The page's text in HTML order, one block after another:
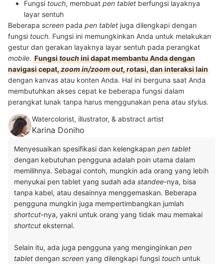
Fungsi touch, membuat pen tablet berfungsi layaknya
layar sentuh
Beberapa screen pada pen tablet juga dilengkapi dengan
fungsi touch. Fungsi ini memungkinkan Anda untuk melakukan
gestur dan gerakan layaknya layar sentuh pada perangkat
mobile. Fungsitouchini dapat membantu Anda dengan
navigasi cepat,zoom in/zoom out, rotasi, dan interaksi lain
dengan kanvas atau konten Anda. Hal ini berguna saat Anda
membutuhkan akses cepat ke beberapa fungsi dalam
perangkat lunak tanpa harus menggunakan pena atau stylus.
Watercolorist, illustrator, & abstract artist
Karina Doniho
Menyesuaikan spesifikasi dan kelengkapan pen tablet
dengan kebutuhan pengguna adalah poin utama dalam
memilihnya. Sebagai contoh, mungkin ada orang yang lebih
menyukai pen tablet yang sudah ada standee-nya, bisa
tanpa kabel, atau desainnya menggemaskan. Beberapa
pengguna mungkin juga mempertimbangkan jumlah
shortcut-nya, yakni untuk orang yang tidak mau memakai
shortcut eksternal.
Selain itu, ada juga pengguna yang menginginkan pen
tablet dengan screen yang dilengkapi fungsi touch untuk